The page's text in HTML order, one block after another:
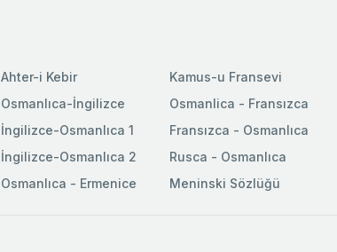
Ahter-i Kebir
Osmanlıca-İngilizce
İngilizce-Osmanlıca 1
İngilizce-Osmanlıca 2
Osmanlıca - Ermenice
Kamus-u Fransevi
Osmanlica - Fransızca
Fransızca - Osmanlıca
Rusca - Osmanlıca
Meninski Sözlüğü